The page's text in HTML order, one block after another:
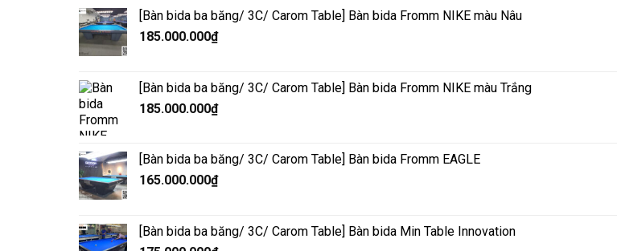
[Bàn bida ba băng/ 3C/ Carom Table] Bàn bida Fromm NIKE màu Nâu
185.000.000₫
[Bàn bida ba băng/ 3C/ Carom Table] Bàn bida Fromm NIKE màu Trắng
185.000.000₫
[Bàn bida ba băng/ 3C/ Carom Table] Bàn bida Fromm EAGLE
165.000.000₫
[Bàn bida ba băng/ 3C/ Carom Table] Bàn bida Min Table Innovation